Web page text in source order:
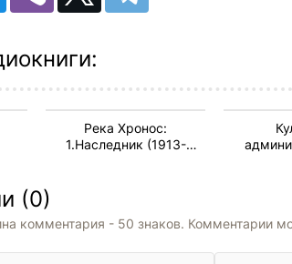
Река Хронос:
1.Наследник (1913-
(0)
комментария - 50 знаков. Комментарии